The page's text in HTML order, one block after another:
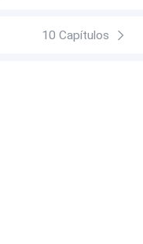
10 Capítulos